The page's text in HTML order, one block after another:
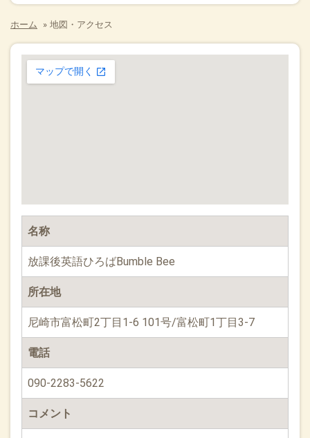
ホーム » 地図・アクセス
名称
放課後英語ひろばBumble Bee
所在地
尼崎市富松町2丁目1-6 101号/富松町1丁目3-7
電話
090-2283-5622
コメント